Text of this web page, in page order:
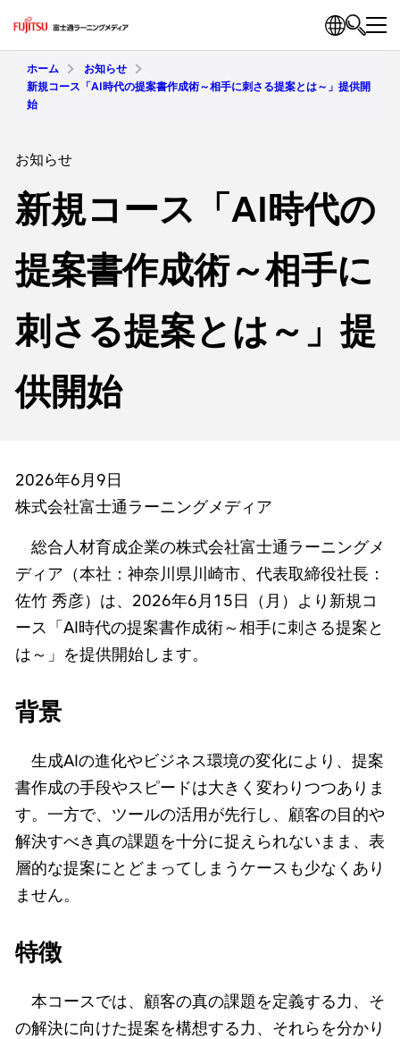
ホーム
お知らせ
新規コース「AI時代の提案書作成術～相手に刺さる提案とは～」提供開
始
お知らせ
新規コース「AI時代の
提案書作成術～相手に
刺さる提案とは～」提
供開始
2026年6月9日
株式会社富士通ラーニングメディア
総合人材育成企業の株式会社富士通ラーニングメ
ディア（本社：神奈川県川崎市、代表取締役社長：
佐竹 秀彦）は、2026年6月15日（月）より新規コ
ース「AI時代の提案書作成術～相手に刺さる提案と
は～」を提供開始します。
背景
生成AIの進化やビジネス環境の変化により、提案
書作成の手段やスピードは大きく変わりつつありま
す。一方で、ツールの活用が先行し、顧客の目的や
解決すべき真の課題を十分に捉えられないまま、表
層的な提案にとどまってしまうケースも少なくあり
ません。
特徴
本コースでは、顧客の真の課題を定義する力、そ
の解決に向けた提案を構想する力、それらを分かり